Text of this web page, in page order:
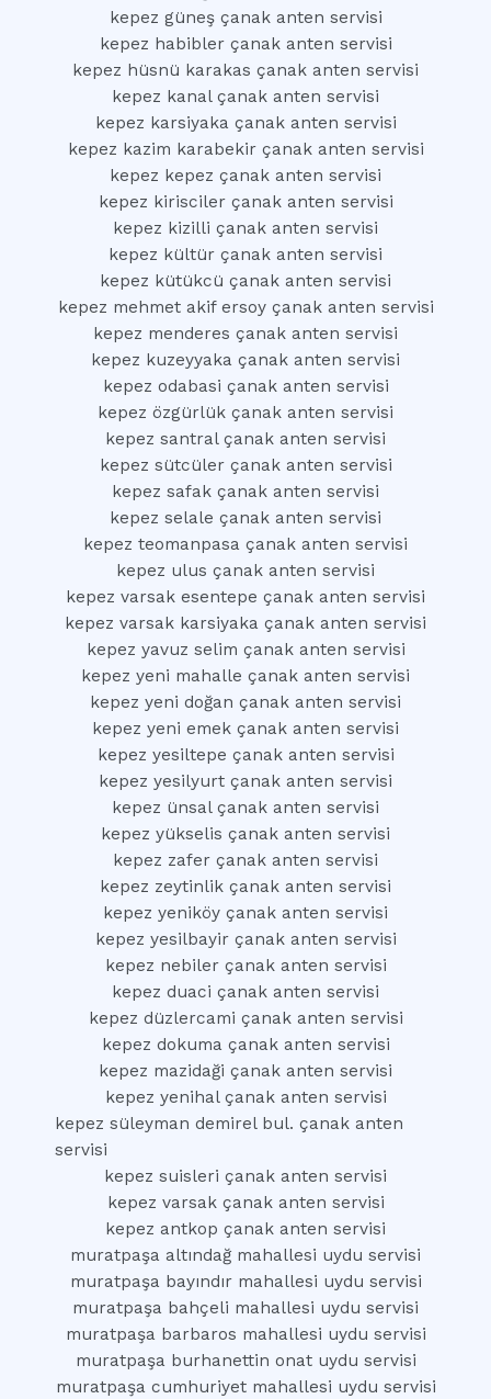
kepez güneş çanak anten servisi
kepez habibler çanak anten servisi
kepez hüsnü karakas çanak anten servisi
kepez kanal çanak anten servisi
kepez karsiyaka çanak anten servisi
kepez kazim karabekir çanak anten servisi
kepez kepez çanak anten servisi
kepez kirisciler çanak anten servisi
kepez kizilli çanak anten servisi
kepez kültür çanak anten servisi
kepez kütükcü çanak anten servisi
kepez mehmet akif ersoy çanak anten servisi
kepez menderes çanak anten servisi
kepez kuzeyyaka çanak anten servisi
kepez odabasi çanak anten servisi
kepez özgürlük çanak anten servisi
kepez santral çanak anten servisi
kepez sütcüler çanak anten servisi
kepez safak çanak anten servisi
kepez selale çanak anten servisi
kepez teomanpasa çanak anten servisi
kepez ulus çanak anten servisi
kepez varsak esentepe çanak anten servisi
kepez varsak karsiyaka çanak anten servisi
kepez yavuz selim çanak anten servisi
kepez yeni mahalle çanak anten servisi
kepez yeni doğan çanak anten servisi
kepez yeni emek çanak anten servisi
kepez yesiltepe çanak anten servisi
kepez yesilyurt çanak anten servisi
kepez ünsal çanak anten servisi
kepez yükselis çanak anten servisi
kepez zafer çanak anten servisi
kepez zeytinlik çanak anten servisi
kepez yeniköy çanak anten servisi
kepez yesilbayir çanak anten servisi
kepez nebiler çanak anten servisi
kepez duaci çanak anten servisi
kepez düzlercami çanak anten servisi
kepez dokuma çanak anten servisi
kepez mazidaği çanak anten servisi
kepez yenihal çanak anten servisi
kepez süleyman demirel bul. çanak anten
servisi
kepez suisleri çanak anten servisi
kepez varsak çanak anten servisi
kepez antkop çanak anten servisi
muratpaşa altındağ mahallesi uydu servisi
muratpaşa bayındır mahallesi uydu servisi
muratpaşa bahçeli mahallesi uydu servisi
muratpaşa barbaros mahallesi uydu servisi
muratpaşa burhanettin onat uydu servisi
muratpaşa cumhuriyet mahallesi uydu servisi